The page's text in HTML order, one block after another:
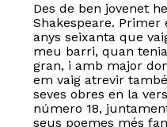
Des de ben jovenet
Shakespeare. Primer
anys seixanta que
meu barri, quan
gran, i amb major
em vaig atrevir
seves obres en la
número 18,
seus poemes més